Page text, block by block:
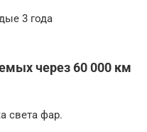
3 года
через 60 000 км
света фар.